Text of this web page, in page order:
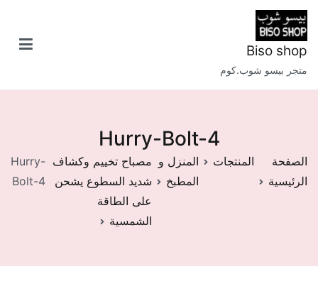
تخطى
إلى
المحتوى
Biso shop
متجر بيسو شوب.كوم
Hurry-Bolt-4
الصفحة
الرئيسية
المنتجات
المنزل و
المطبخ
مصباح تخييم وكشاف
شديد السطوع يشحن
على الطاقة
الشمسية
Hurry-
Bolt-4